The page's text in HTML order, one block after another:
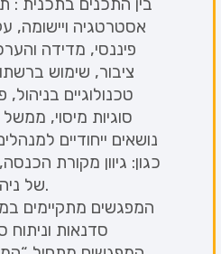
בין התכנים בתכנית :
אסטרטגיה ויישומה,
פיננסי, מדידה
ציבור, שימוש
טכנולוגיים בניהול,
סוגיות מיסוי, ממשל
נושאים ייחודיים
כגון: גיוון מקורת
של ניהול ארגון חברתי ועוד.
המפגשים מתקיימים
סדנאות וניתוח